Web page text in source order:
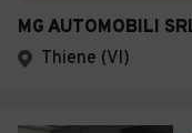
MG AUTOMOBILI
Thiene (VI)